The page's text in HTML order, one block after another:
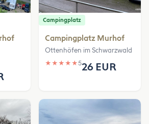
Campingplatz
Campingplatz Murhof
Ottenhöfen im Schwarzwald
★ ★ ★ ★ ★526 EUR